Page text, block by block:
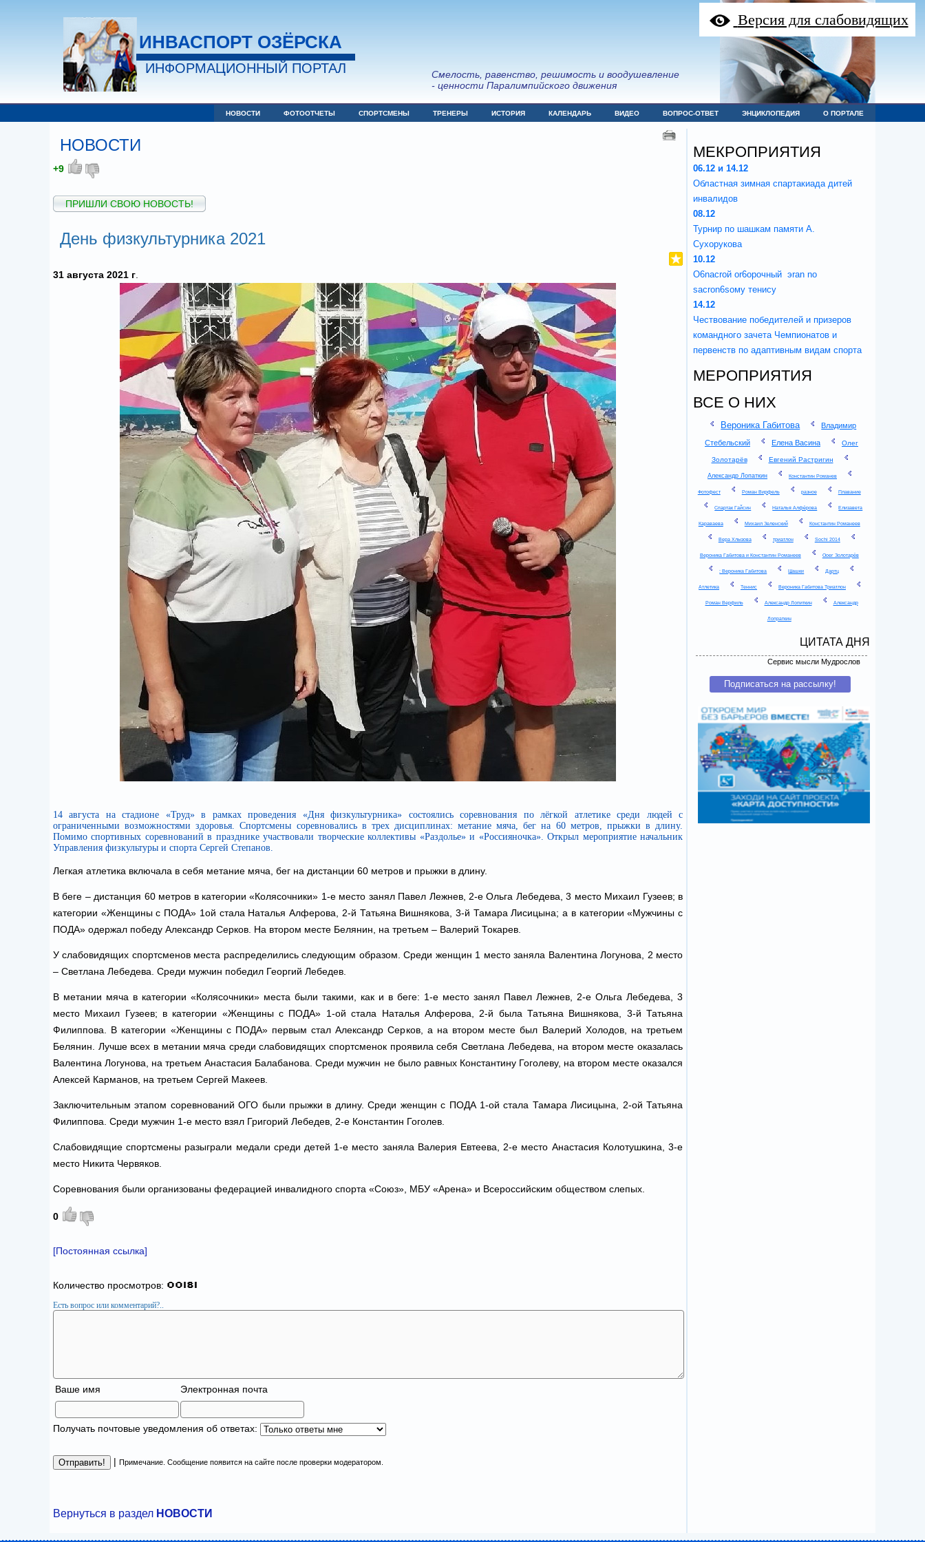
Версия для слабовидящих
Смелость, равенство, решимость и воодушевление
- ценности Паралимпийского движения
ИНВАСПОРТ ОЗЁРСКА
ИНФОРМАЦИОННЫЙ ПОРТАЛ
НОВОСТИ ФОТООТЧЕТЫ СПОРТСМЕНЫ ТРЕНЕРЫ ИСТОРИЯ КАЛЕНДАРЬ ВИДЕО ВОПРОС-ОТВЕТ ЭНЦИКЛОПЕДИЯ О ПОРТАЛЕ
НОВОСТИ
+9
ПРИШЛИ СВОЮ НОВОСТЬ!
День физкультурника 2021
31 августа 2021 г
14 августа на стадионе «Труд» в рамках проведения «Дня физкультурника» состоялись соревнования по лёгкой атлетике среди людей с
ограниченными возможностями здоровья. Спортсмены соревновались в трех дисциплинах: метание мяча, бег на 60 метров, прыжки в длину.
Помимо спортивных соревнований в празднике участвовали творческие коллективы «Раздолье» и «Россияночка». Открыл мероприятие начальник
Управления физкультуры и спорта Сергей Степанов.
Легкая атлетика включала в себя метание мяча, бег на дистанции 60 метров и прыжки в длину.
В беге – дистанция 60 метров в категории «Колясочники» 1-е место занял Павел Лежнев, 2-е Ольга Лебедева, 3 место Михаил Гузеев; в
категории «Женщины с ПОДА» 1ой стала Наталья Алферова, 2-й Татьяна Вишнякова, 3-й Тамара Лисицына; а в категории «Мужчины с
ПОДА» одержал победу Александр Серков. На втором месте Белянин, на третьем – Валерий Токарев.
У слабовидящих спортсменов места распределились следующим образом. Среди женщин 1 место заняла Валентина Логунова, 2 место
– Светлана Лебедева. Среди мужчин победил Георгий Лебедев.
В метании мяча в категории «Колясочники» места были такими, как и в беге: 1-е место занял Павел Лежнев, 2-е Ольга Лебедева, 3
место Михаил Гузеев; в категории «Женщины с ПОДА» 1-ой стала Наталья Алферова, 2-й была Татьяна Вишнякова, 3-й Татьяна
Филиппова. В категории «Женщины с ПОДА» первым стал Александр Серков, а на втором месте был Валерий Холодов, на третьем
Белянин. Лучше всех в метании мяча среди слабовидящих спортсменок проявила себя Светлана Лебедева, на втором месте оказалась
Валентина Логунова, на третьем Анастасия Балабанова. Среди мужчин не было равных Константину Гоголеву, на втором месте оказался
Алексей Карманов, на третьем Сергей Макеев.
Заключительным этапом соревнований ОГО были прыжки в длину. Среди женщин с ПОДА 1-ой стала Тамара Лисицына, 2-ой Татьяна
Филиппова. Среди мужчин 1-е место взял Григорий Лебедев, 2-е Константин Гоголев.
Слабовидящие спортсмены разыграли медали среди детей 1-е место заняла Валерия Евтеева, 2-е место Анастасия Колотушкина, 3-е
место Никита Червяков.
Соревнования были организованы федерацией инвалидного спорта «Союз», МБУ «Арена» и Всероссийским обществом слепых.
0
[Постоянная ссылка]
Количество просмотров:
Есть вопрос или комментарий?..
Ваше имя Электронная почта
Получать почтовые уведомления об ответах:
| Примечание. Сообщение появится на сайте после проверки модератором.
Вернуться в раздел НОВОСТИ
МЕКРОПРИЯТИЯ
06.12 и 14.12
Областная зимная спартакиада дитей
инвалидов
08.12
Турнир по шашкам памяти А.
Сухорукова
10.12
O6nacroй or6opoчный эran no
sacron6soмy тенису
14.12
Чествование победителей и призеров
командного зачета Чемпионатов и
первенств по адаптивным видам спорта
МЕРОПРИЯТИЯ
ВСЕ О НИХ
Вероника Габитова Владимир
Стебельский Елена Васина Олег
Золотарёв Евгений Растригин
Александр Лопаткин Константин Романев
Фотофест Роман Вирфель разное Плавание
Спартак Гайсин Наталья Алфёрова Елизавета
Караваева Михаил Зеленский Константин Романеев
Вера Хлызова триатлон Sochi 2014
Вероника Габитова и Константин Романеев Ооег Золотарёв
: Вероника Габитова Шашки Дартц
Атлетика Теннис Вероника Габитова Триатлон
Роман Верфиль Александр Лопиткин Александр
Лопраткин
ЦИТАТА ДНЯ
Сервис мысли Мудрослов